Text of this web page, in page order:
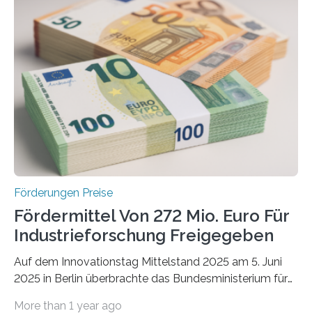
Förderungen Preise
Fördermittel Von 272 Mio. Euro Für
Industrieforschung Freigegeben
Auf dem Innovationstag Mittelstand 2025 am 5. Juni
2025 in Berlin überbrachte das Bundesministerium für
Überplanmäßige Verpflichtungsermächtigungen in
More than 1 year ago